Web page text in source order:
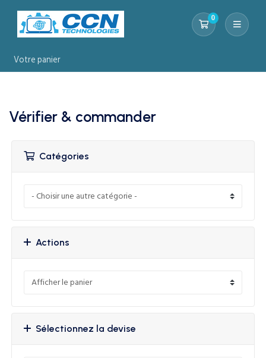
0
Votre panier
Votre panier
Vérifier & commander
Catégories
Actions
Sélectionnez la devise